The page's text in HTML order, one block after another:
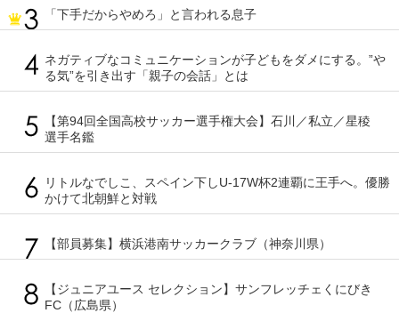
「下手だからやめろ」と言われる息子
ネガティブなコミュニケーションが子どもをダメにする。”や
る気”を引き出す「親子の会話」とは
【第94回全国高校サッカー選手権大会】石川／私立／星稜
選手名鑑
リトルなでしこ、スペイン下しU-17W杯2連覇に王手へ。優勝
かけて北朝鮮と対戦
【部員募集】横浜港南サッカークラブ（神奈川県）
【ジュニアユース セレクション】サンフレッチェくにびき
FC（広島県）